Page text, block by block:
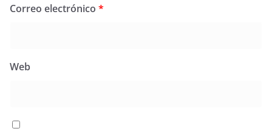
Correo electrónico *
Web